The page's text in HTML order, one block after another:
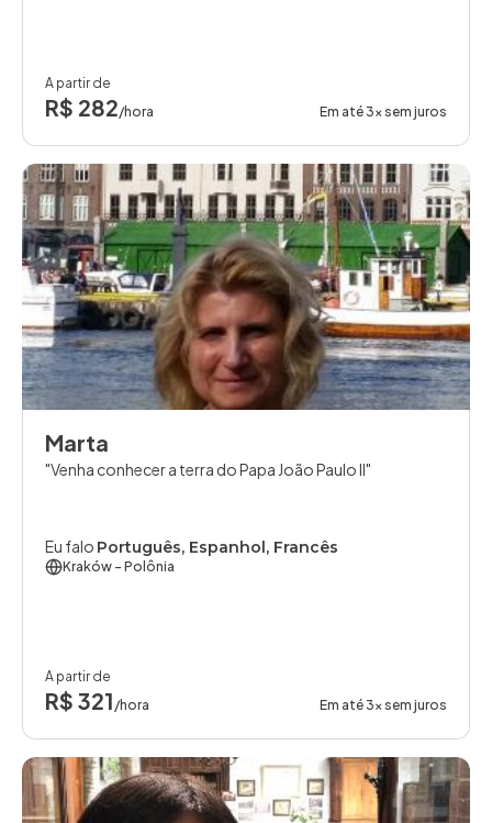
A partir de
R$ 282/hora Em até 3x sem juros
Marta
Venha conhecer a terra do Papa João Paulo II
Eu falo Português, Espanhol, Francês
Kraków - Polônia
A partir de
R$ 321 /hora Em até 3x sem juros